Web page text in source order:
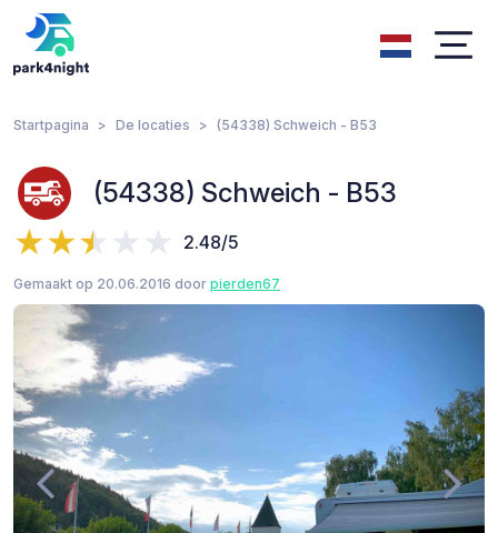
Startpagina De locaties (54338) Schweich - B53
(54338) Schweich - B53
2.48/5
Gemaakt op 20.06.2016 door pierden67